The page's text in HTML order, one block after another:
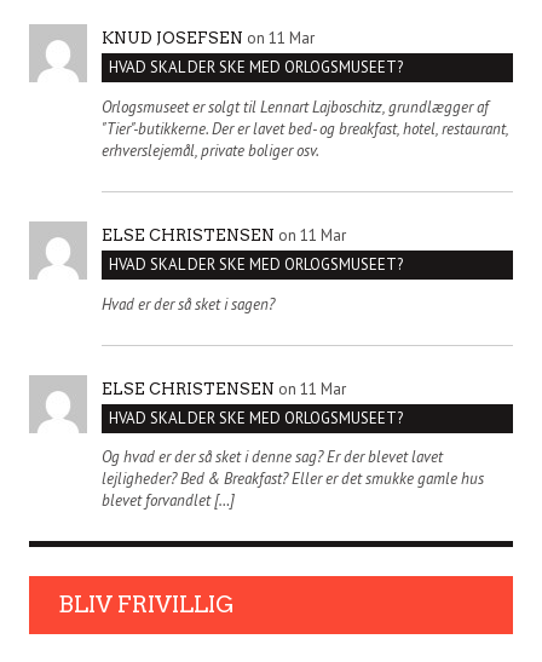
KNUD JOSEFSEN on 11 Mar
HVAD SKAL DER SKE MED ORLOGSMUSEET?
Orlogsmuseet er solgt til Lennart Lajboschitz, grundlægger af
"Tier"-butikkerne. Der er lavet bed- og breakfast, hotel, restaurant,
erhverslejemål, private boliger osv.
ELSE CHRISTENSEN on 11 Mar
HVAD SKAL DER SKE MED ORLOGSMUSEET?
Hvad er der så sket i sagen?
ELSE CHRISTENSEN on 11 Mar
HVAD SKAL DER SKE MED ORLOGSMUSEET?
Og hvad er der så sket i denne sag? Er der blevet lavet
lejligheder? Bed & Breakfast? Eller er det smukke gamle hus
blevet forvandlet […]
BLIV FRIVILLIG